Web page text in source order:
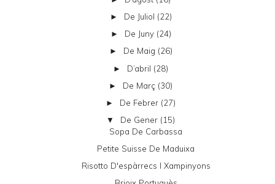
► De Juliol (22)
► De Juny (24)
► De Maig (26)
► D’abril (28)
► De Març (30)
► De Febrer (27)
▼ De Gener (15)
Sopa De Carbassa
Petite Suisse De Maduixa
Risotto D'espàrrecs I Xampinyons